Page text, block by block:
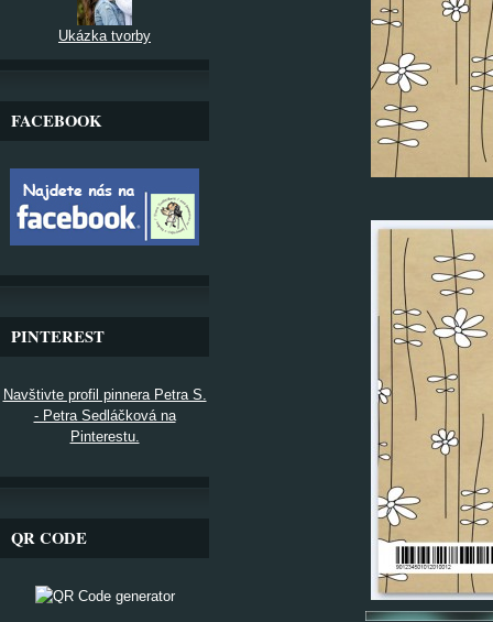
Ukázka tvorby
FACEBOOK
PINTEREST
Navštivte profil pinnera Petra S.
- Petra Sedláčková na
Pinterestu.
QR CODE